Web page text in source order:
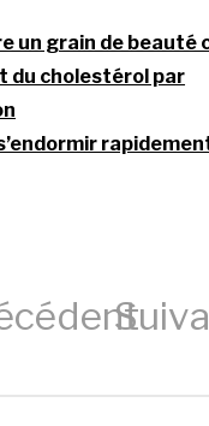
un grain de beauté
du cholestérol par